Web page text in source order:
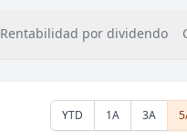
Rentabilidad por dividendo
YTD 1A 3A